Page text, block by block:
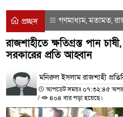
প্রচ্ছদ গণমাধ্যম,মতামত,
রাজশাহীতে ক্ষতিগ্রস্ত পান
সরকারের প্রতি আহ্বান
মনিরুল ইসলাম রাজশাহী
আপডেট সময়ঃ ০৭:৩২:৪৫
/
৪০৪ বার পড়া হয়েছে।